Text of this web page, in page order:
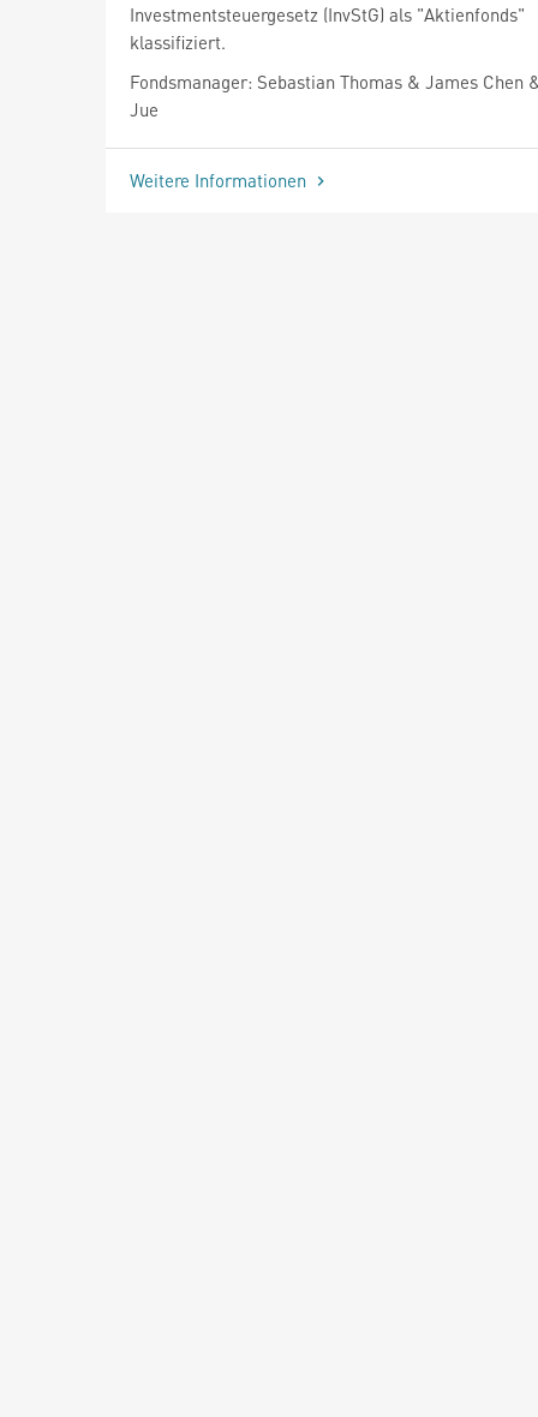
Investmentsteuergesetz (InvStG) als "Aktienfonds"
klassifiziert.
Fondsmanager: Sebastian Thomas & James Chen
Jue
Weitere Informationen